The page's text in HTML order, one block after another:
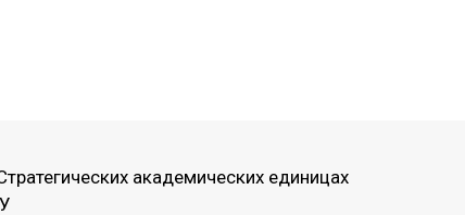
академических единицах